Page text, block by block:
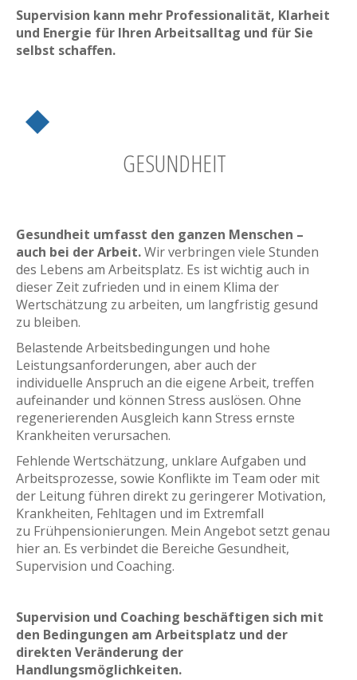
Supervision kann mehr Professionalität, Klarheit
und Energie für Ihren Arbeitsalltag und für Sie
selbst schaffen.
GESUNDHEIT
Gesundheit umfasst den ganzen Menschen –
auch bei der Arbeit.Wir verbringen viele Stunden
des Lebens am Arbeitsplatz. Es ist wichtig auch in
dieser Zeit zufrieden und in einem Klima der
Wertschätzung zu arbeiten, um langfristig gesund
zu bleiben.
Belastende Arbeitsbedingungen und hohe
Leistungsanforderungen, aber auch der
individuelle Anspruch an die eigene Arbeit, treffen
aufeinander und können Stress auslösen. Ohne
regenerierenden Ausgleich kann Stress ernste
Krankheiten verursachen.
Fehlende Wertschätzung, unklare Aufgaben und
Arbeitsprozesse, sowie Konflikte im Team oder mit
der Leitung führen direkt zu geringerer Motivation,
Krankheiten, Fehltagen und im Extremfall
zu Frühpensionierungen. Mein Angebot setzt genau
hier an. Es verbindet die Bereiche Gesundheit,
Supervision und Coaching.
Supervision und Coaching beschäftigen sich mit
den Bedingungen am Arbeitsplatz und der
direkten Veränderung der
Handlungsmöglichkeiten.